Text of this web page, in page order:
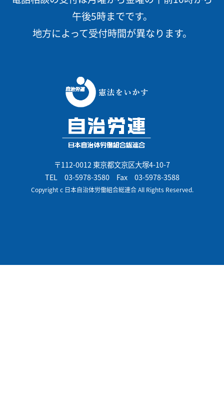
午後5時までです。
地方によって受付時間が異なります。
〒112-0012 東京都文京区大塚4-10-7
TEL 03-5978-3580Fax 03-5978-3588
Copyright c 日本自治体労働組合総連合 All Rights Reserved.